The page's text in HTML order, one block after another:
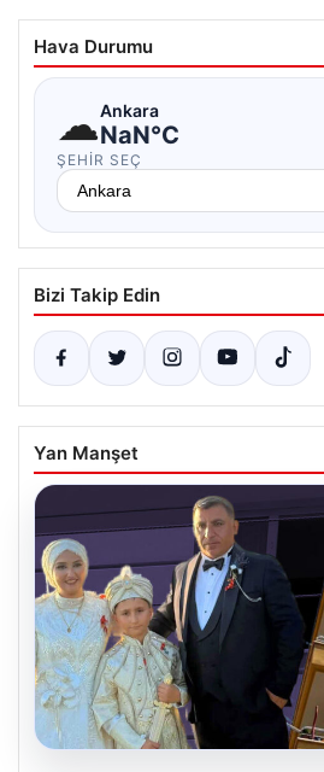
Hava Durumu
☁Ankara
NaN°C
ŞEHIR SEÇ
Bizi Takip Edin
Yan Manşet